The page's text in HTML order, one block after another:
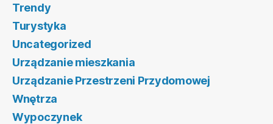
Trendy
Turystyka
Uncategorized
Urządzanie mieszkania
Urządzanie Przestrzeni Przydomowej
Wnętrza
Wypoczynek